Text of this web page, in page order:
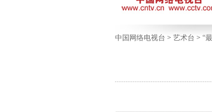
中国网络电视台 > 艺术台 > “